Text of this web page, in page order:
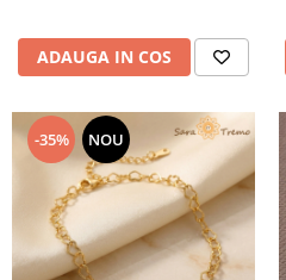
ADAUGA IN COS
-35% NOU